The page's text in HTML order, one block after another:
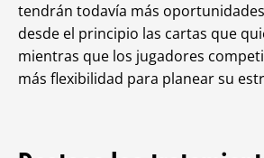
tendrán todavía más
desde el principio las cartas que
mientras que los jugadores
más flexibilidad para planear su